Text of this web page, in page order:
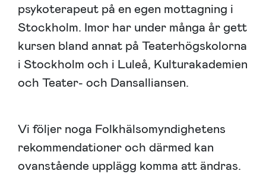
psykoterapeut på en egen mottagning i
Stockholm. Imor har under många år gett
kursen bland annat på Teaterhögskolorna
i Stockholm och i Luleå, Kulturakademien
och Teater- och Dansalliansen.
Vi följer noga Folkhälsomyndighetens
rekommendationer och därmed kan
ovanstående upplägg komma att ändras.